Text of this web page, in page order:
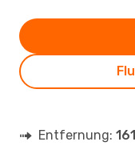
Entfernung: